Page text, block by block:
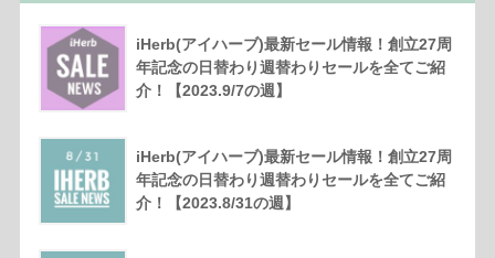
iHerb(アイハーブ)最新セール情報！創立27周
年記念の日替わり週替わりセールを全てご紹
介！【2023.9/7の週】
iHerb(アイハーブ)最新セール情報！創立27周
年記念の日替わり週替わりセールを全てご紹
介！【2023.8/31の週】